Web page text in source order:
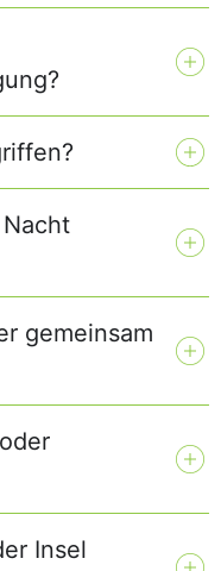
gemeinsam
Insel